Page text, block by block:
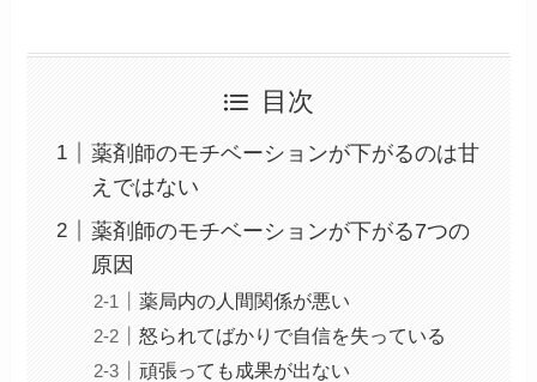
目次
薬剤師のモチベーションが下がるのは甘
えではない
薬剤師のモチベーションが下がる7つの
原因
薬局内の人間関係が悪い
怒られてばかりで自信を失っている
頑張っても成果が出ない